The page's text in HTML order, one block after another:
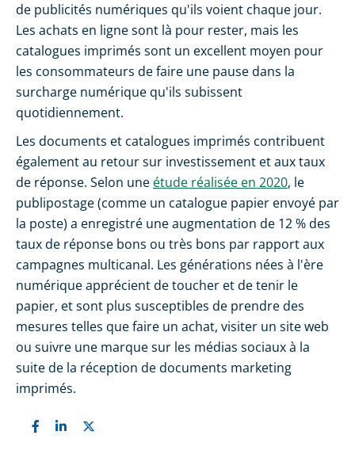
de publicités numériques qu'ils voient chaque jour.
Les achats en ligne sont là pour rester, mais les
catalogues imprimés sont un excellent moyen pour
les consommateurs de faire une pause dans la
surcharge numérique qu'ils subissent
quotidiennement.
Les documents et catalogues imprimés contribuent
également au retour sur investissement et aux taux
de réponse. Selon une étude réalisée en 2020, le
publipostage (comme un catalogue papier envoyé par
la poste) a enregistré une augmentation de 12 % des
taux de réponse bons ou très bons par rapport aux
campagnes multicanal. Les générations nées à l'ère
numérique apprécient de toucher et de tenir le
papier, et sont plus susceptibles de prendre des
mesures telles que faire un achat, visiter un site web
ou suivre une marque sur les médias sociaux à la
suite de la réception de documents marketing
imprimés.